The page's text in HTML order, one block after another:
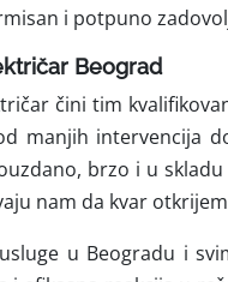
i potpuno
Beograd
čini tim
manjih intervencija
brzo i u
nam da kvar
u Beogradu i